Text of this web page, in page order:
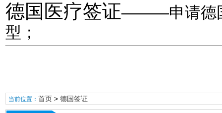
德国医疗签证———申请德
型；
当前位置： 首页> 德国签证